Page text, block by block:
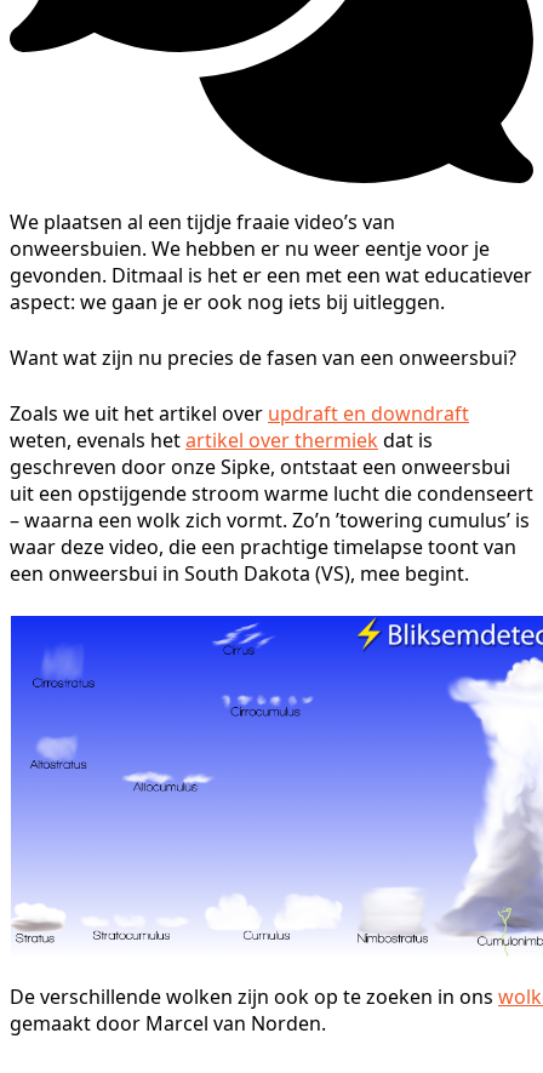
We plaatsen al een tijdje fraaie video’s van
onweersbuien. We hebben er nu weer eentje voor je
gevonden. Ditmaal is het er een met een wat educatiever
aspect: we gaan je er ook nog iets bij uitleggen.
Want wat zijn nu precies de fasen van een onweersbui?
Zoals we uit het artikel over updraft en downdraft
weten, evenals hetartikel over thermiekdat is
geschreven door onze Sipke, ontstaat een onweersbui
uit een opstijgende stroom warme lucht die condenseert
– waarna een wolk zich vormt. Zo’n ’towering cumulus’ is
waar deze video, die een prachtige timelapse toont van
een onweersbui in South Dakota (VS), mee begint.
De verschillende wolken zijn ook op te zoeken in ons
gemaakt door Marcel van Norden.